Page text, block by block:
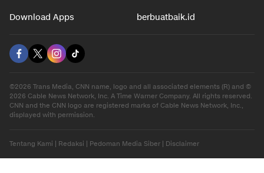
Download Apps berbuatbaik.id
©2026 Trans Media, CNN name, logo and all associated elements (R) and ©
2026 Cable News Network, Inc. A Time Warner Company. All rights reserved.
CNN and the CNN logo are registered marks of Cable News Network, Inc.,
displayed with permission.
Tentang Kami | Redaksi | Pedoman Media Siber | Disclaimer